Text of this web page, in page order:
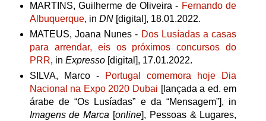
MARTINS, Guilherme de Oliveira - Fernando de
Albuquerque, in DN[digital], 18.01.2022.
MATEUS, Joana Nunes - Dos Lusíadas a casas
para arrendar, eis os próximos concursos do
PRR, in Expresso[digital], 17.01.2022.
SILVA, Marco -
Portugal comemora hoje Dia
Nacional na Expo 2020 Dubai [lançada a ed. em
árabe de “Os Lusíadas” e da “Mensagem”], in
Imagens de Marca [online], Pessoas & Lugares,